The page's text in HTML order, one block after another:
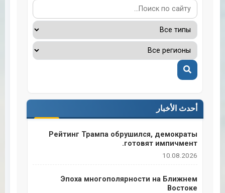
Поиск
أحدث الأخبار
Рейтинг Трампа обрушился, демократы
готовят импичмент.
10.08.2026
Эпоха многополярности на Ближнем
Востоке